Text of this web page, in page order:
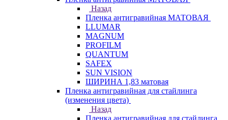
Назад
Пленка антигравийная МАТОВАЯ
LLUMAR
MAGNUM
PROFILM
QUANTUM
SAFEX
SUN VISION
ШИРИНА 1,83 матовая
Пленка антигравийная для стайлинга
(изменения цвета)
Назад
Пленка антигравийная для стайлинга